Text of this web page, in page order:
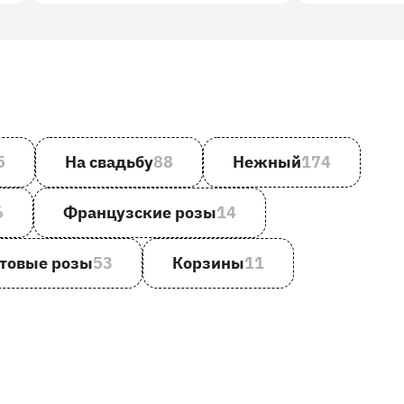
На свадьбу88 Нежный174
Французские розы14
розы53 Корзины11